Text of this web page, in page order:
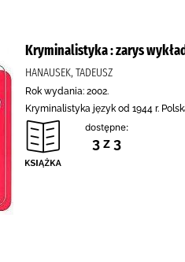
Kryminalistyka : zarys
HANAUSEK, TADEUSZ
Rok wydania: 2002.
Kryminalistyka język od 1944 r.
dostępne:
3 z 3